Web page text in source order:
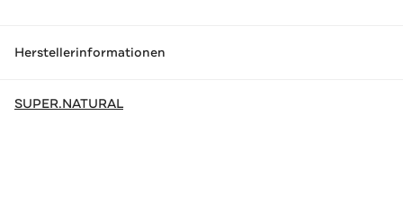
Herstellerinformationen
SUPER.NATURAL